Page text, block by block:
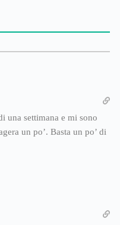
una settimana e mi sono
un po’. Basta un po’ di